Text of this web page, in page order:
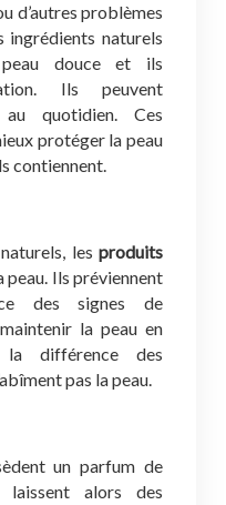
d’autres problèmes
ingrédients naturels
peau douce et ils
Ils peuvent
quotidien. Ces
protéger la peau
contiennent.
les produits
Ils préviennent
des signes de
la peau en
différence des
pas la peau.
un parfum de
laissent alors des